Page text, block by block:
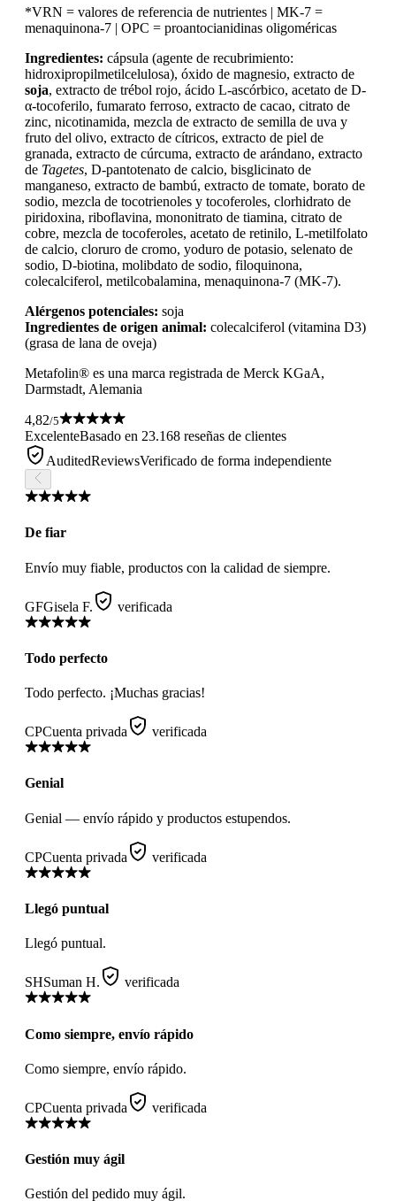
*VRN = valores de referencia de nutrientes | MK-7 =
menaquinona-7 | OPC = proantocianidinas oligoméricas
Ingredientes: cápsula (agente de recubrimiento:
hidroxipropilmetilcelulosa), óxido de magnesio, extracto de
soja, extracto de trébol rojo, ácido L-ascórbico, acetato de D-
α-tocoferilo, fumarato ferroso, extracto de cacao, citrato de
zinc, nicotinamida, mezcla de extracto de semilla de uva y
fruto del olivo, extracto de cítricos, extracto de piel de
granada, extracto de cúrcuma, extracto de arándano, extracto
de Tagetes, D-pantotenato de calcio, bisglicinato de
manganeso, extracto de bambú, extracto de tomate, borato de
sodio, mezcla de tocotrienoles y tocoferoles, clorhidrato de
piridoxina, riboflavina, mononitrato de tiamina, citrato de
cobre, mezcla de tocoferoles, acetato de retinilo, L-metilfolato
de calcio, cloruro de cromo, yoduro de potasio, selenato de
sodio, D-biotina, molibdato de sodio, filoquinona,
colecalciferol, metilcobalamina, menaquinona-7 (MK-7).
Alérgenos potenciales: soja
Ingredientes de origen animal: colecalciferol (vitamina D3)
(grasa de lana de oveja)
Metafolin® es una marca registrada de Merck KGaA,
Darmstadt, Alemania
4,82/5
ExcelenteBasado en 23.168 reseñas de clientes
AuditedReviewsVerificado de forma independiente
De fiar
Envío muy fiable, productos con la calidad de siempre.
GFGisela F. verificada
Todo perfecto
Todo perfecto. ¡Muchas gracias!
CPCuenta privada verificada
Genial
Genial — envío rápido y productos estupendos.
CPCuenta privada verificada
Llegó puntual
Llegó puntual.
SHSuman H. verificada
Como siempre, envío rápido
Como siempre, envío rápido.
CPCuenta privada verificada
Gestión muy ágil
Gestión del pedido muy ágil.